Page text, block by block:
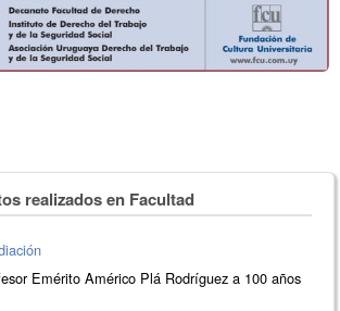
realizados en Facultad
Emérito Américo Plá Rodríguez a 100 años